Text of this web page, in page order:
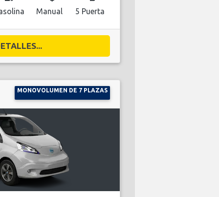
Manual 5 Puerta
MONOVOLUMEN DE 7 PLAZAS